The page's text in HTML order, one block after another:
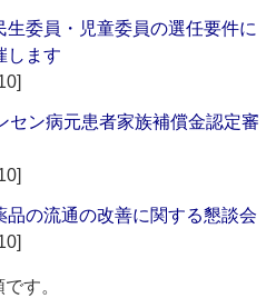
委員・児童委員の選任要件に
します
ン病元患者家族補償金認定審
の流通の改善に関する懇談会
す。